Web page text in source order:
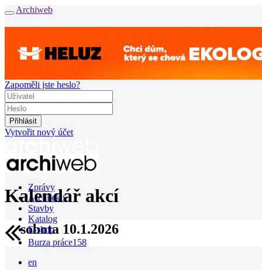
Archiweb
Zapoměli jste heslo?
Vytvořit nový účet
Zprávy
Architekti
Stavby
Katalog
E-shop
Burza práce158
en
Kalendář akcí
sobota 10.1.2026